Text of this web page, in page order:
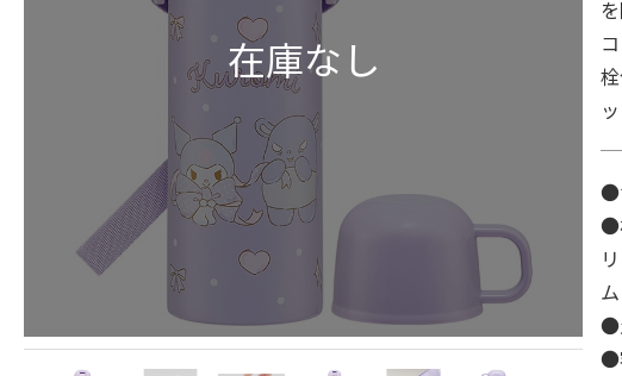
●
●
ム
●
●